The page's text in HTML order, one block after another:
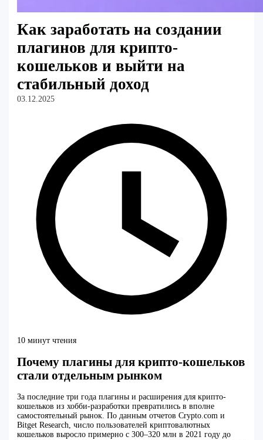
Как заработать на создании
плагинов для крипто-
кошельков и выйти на
стабильный доход
03.12.2025
10 минут чтения
Почему плагины для крипто-кошельков
стали отдельным рынком
За последние три года плагины и расширения для крипто-
кошельков из хобби-разработки превратились в вполне
самостоятельный рынок. По данным отчетов Crypto.com и
Bitget Research, число пользователей криптовалютных
кошельков выросло примерно с 300–320 млн в 2021 году до